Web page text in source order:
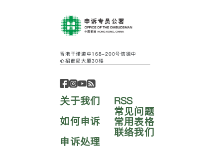
香港干诺道中168-200号信德中
心招商局大厦30楼
关于我们
如何申诉
申诉处理
RSS
常见问题
常用表格
联络我们